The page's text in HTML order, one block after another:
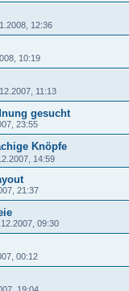
12:36
10:19
11:13
gesucht
23:55
Knöpfe
14:59
21:37
09:30
00:12